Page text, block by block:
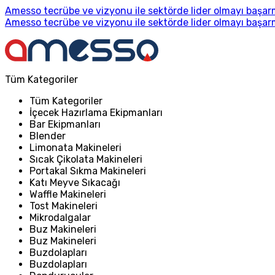
Amesso tecrübe ve vizyonu ile sektörde lider olmayı
Amesso tecrübe ve vizyonu ile sektörde lider olmayı
Tüm Kategoriler
Tüm Kategoriler
İçecek Hazırlama Ekipmanları
Bar Ekipmanları
Blender
Limonata Makineleri
Sıcak Çikolata Makineleri
Portakal Sıkma Makineleri
Katı Meyve Sıkacağı
Waffle Makineleri
Tost Makineleri
Mikrodalgalar
Buz Makineleri
Buz Makineleri
Buzdolapları
Buzdolapları